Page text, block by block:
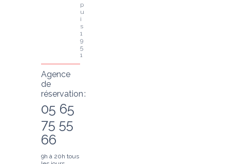
p
u
i
s
1
9
5
1
Agence
de
réservation :
05 65
75 55
66
9h à 20h tous